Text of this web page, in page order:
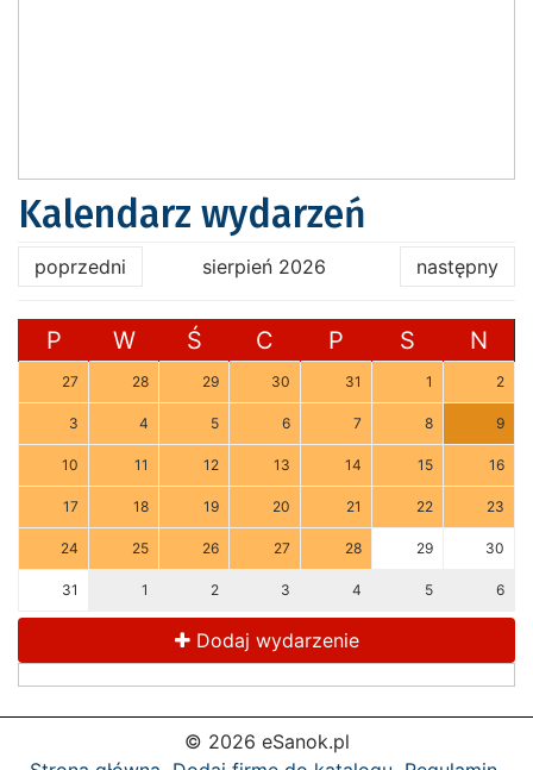
Kalendarz wydarzeń
poprzedni sierpień 2026 następny
P W Ś C P S N
27 28 29 30 31 1 2
3 4 5 6 7 8 9
10 11 12 13 14 15 16
17 18 19 20 21 22 23
24 25 26 27 28 29 30
31 1 2 3 4 5 6
Dodaj wydarzenie
© 2026 eSanok.pl